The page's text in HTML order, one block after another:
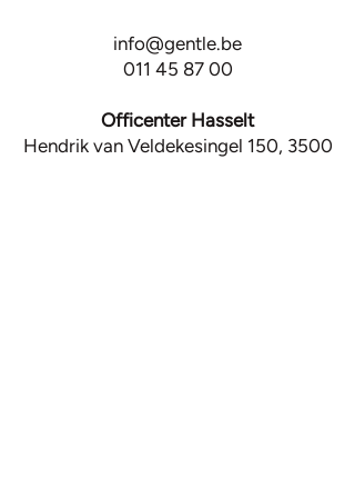
info@gentle.be
011 45 87 00
Officenter Hasselt
Hendrik van Veldekesingel 150, 3500